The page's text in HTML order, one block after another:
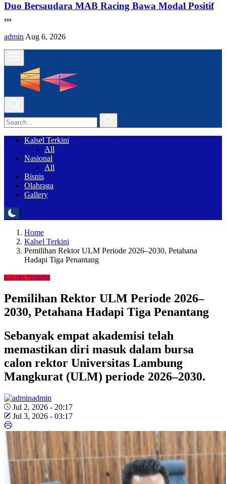
Duo Bersaudara MAB Racing Bawa Modal Positif
...
admin Aug 6, 2026
Kalsel Terkini
All
Nasional
All
Bisnis
Olahraga
Gallery
Home
Kalsel Terkini
Pemilihan Rektor ULM Periode 2026–2030, Petahana
Hadapi Tiga Penantang
KALSEL TERKINI
Pemilihan Rektor ULM Periode 2026–
2030, Petahana Hadapi Tiga Penantang
Sebanyak empat akademisi telah
memastikan diri masuk dalam bursa
calon rektor Universitas Lambung
Mangkurat (ULM) periode 2026–2030.
admin
Jul 2, 2026 - 20:17
Jul 3, 2026 - 03:17